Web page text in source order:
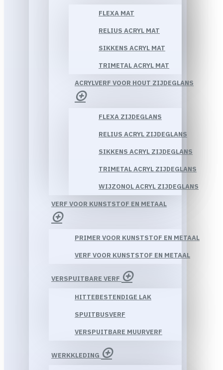
FLEXA MAT
RELIUS ACRYL MAT
SIKKENS ACRYL MAT
TRIMETAL ACRYL MAT
ACRYLVERF VOOR HOUT ZIJDEGLANS
FLEXA ZIJDEGLANS
RELIUS ACRYL ZIJDEGLANS
SIKKENS ACRYL ZIJDEGLANS
TRIMETAL ACRYL ZIJDEGLANS
WIJZONOL ACRYL ZIJDEGLANS
VERF VOOR KUNSTSTOF EN METAAL
PRIMER VOOR KUNSTSTOF EN METAAL
VERF VOOR KUNSTSTOF EN METAAL
VERSPUITBARE VERF
HITTEBESTENDIGE LAK
SPUITBUSVERF
VERSPUITBARE MUURVERF
WERKKLEDING